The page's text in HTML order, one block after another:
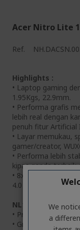
Acer Nitro Lite
Ref.
Highlights :
• Laptop gaming
1.95Kgs, 22.9mm.
• Performa grafis
lebih real dengan
penuh fitur Artificial
• Layar memukau,
gamer/creator,
• Performa lebih
kipas ganda terbaik
• 8x lebih cepat
4.0 dibandingkan
NL16-71G-76RN
• Processor :
• Graphics :
We
a